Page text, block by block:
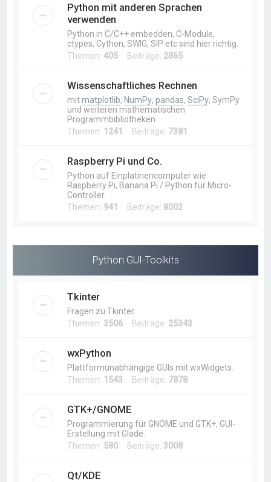
Python mit anderen Sprachen
verwenden
Python in C/C++ embedden, C-Module,
ctypes, Cython, SWIG, SIP etc sind hier richtig.
Themen:405 Beiträge: 2865
Wissenschaftliches Rechnen
mitmatplotlib, NumPy,pandas,SciPy, SymPy
und weiteren mathematischen
Programmbibliotheken.
Themen: 1241 Beiträge: 7381
Raspberry Pi und Co.
Python auf Einplatinencomputer wie
Raspberry Pi, Banana Pi / Python für Micro-
Controller
Themen: 941 Beiträge: 8002
Python GUI-Toolkits
Tkinter
Fragen zu Tkinter.
Themen: 3506 Beiträge: 25343
wxPython
Plattformunabhängige GUIs mit wxWidgets.
Themen: 1543 Beiträge: 7878
GTK+/GNOME
Programmierung für GNOME und GTK+, GUI-
Erstellung mit Glade.
Themen: 580 Beiträge: 3008
Qt/KDE